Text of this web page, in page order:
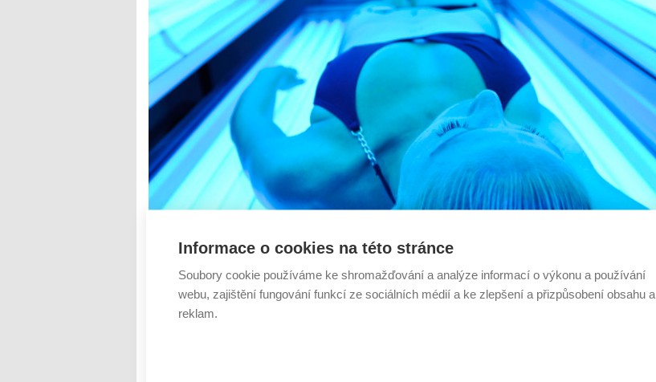
Informace o cookies na této stránce
Soubory cookie používáme ke shromažďování a analýze informací o výkonu a používání
webu, zajištění fungování funkcí ze sociálních médií a ke zlepšení a přizpůsobení obsahu a
reklam.